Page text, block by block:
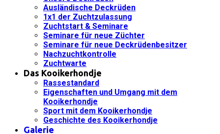
Ausländische Deckrüden
1x1 der Zuchtzulassung
Zuchtstart & Seminare
Seminare für neue Züchter
Seminare für neue Deckrüdenbesitzer
Nachzuchtkontrolle
Zuchtwarte
Das Kooikerhondje
Rassestandard
Eigenschaften und Umgang mit dem
Kooikerhondje
Sport mit dem Kooikerhondje
Geschichte des Kooikerhondje
Galerie